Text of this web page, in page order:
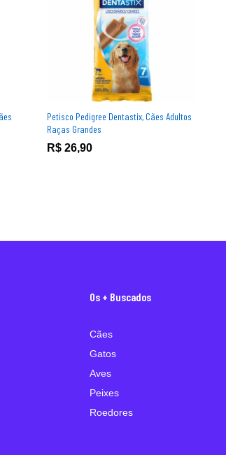
Petisco Pedigree Dentastix, Cães Adultos
Raças Grandes
R$ 26,90
Os + Buscados
Cães
Gatos
Aves
Peixes
Roedores